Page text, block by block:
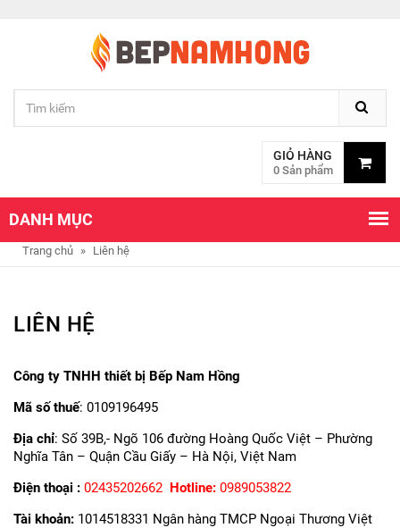
GIỎ HÀNG
0 Sản phẩm
DANH MỤC
Trang chủ » Liên hệ
LIÊN HỆ
Công ty TNHH thiết bị Bếp Nam Hồng
Mã số thuế: 0109196495
Địa chỉ: Số 39B,- Ngõ 106 đường Hoàng Quốc Việt – Phường
Nghĩa Tân – Quận Cầu Giấy – Hà Nội, Việt Nam
Điện thoại : 02435202662 Hotline: 0989053822
Tài khoản: 1014518331 Ngân hàng TMCP Ngoại Thương Việt